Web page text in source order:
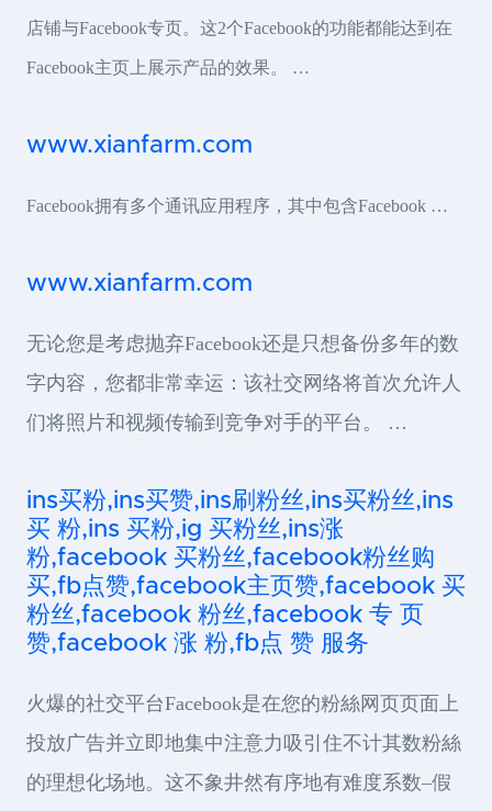
店铺与Facebook专页。这2个Facebook的功能都能达到在
Facebook主页上展示产品的效果。 …
www.xianfarm.com
Facebook拥有多个通讯应用程序，其中包含Facebook …
www.xianfarm.com
无论您是考虑抛弃Facebook还是只想备份多年的数
字内容，您都非常幸运：该社交网络将首次允许人
们将照片和视频传输到竞争对手的平台。 …
ins买粉,ins买赞,ins刷粉丝,ins买粉丝,ins
买 粉,ins 买粉,ig 买粉丝,ins涨
粉,facebook 买粉丝,facebook粉丝购
买,fb点赞,facebook主页赞,facebook 买
粉丝,facebook 粉丝,facebook 专 页
赞,facebook 涨 粉,fb点 赞 服务
火爆的社交平台Facebook是在您的粉絲网页页面上
投放广告并立即地集中注意力吸引住不计其数粉絲
的理想化场地。这不象井然有序地有难度系数–假